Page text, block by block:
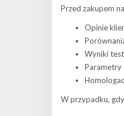
Przed zakupem
Opinie
Wyniki
Parametry
W przypadku,